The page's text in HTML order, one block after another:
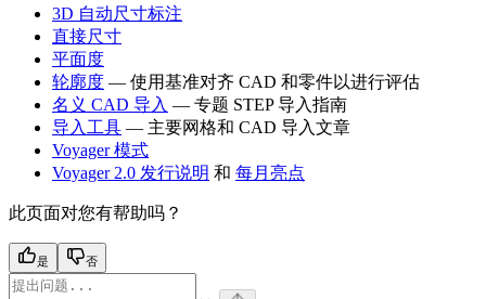
3D 自动尺寸标注
直接尺寸
平面度
轮廓度 — 使用基准对齐 CAD 和零件以进行评估
名义 CAD 导入 — 专题 STEP 导入指南
导入工具 — 主要网格和 CAD 导入文章
Voyager 模式
Voyager 2.0 发行说明 和 每月亮点
此页面对您有帮助吗？
是 否